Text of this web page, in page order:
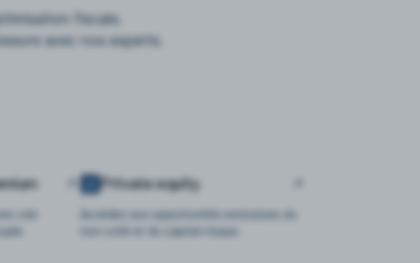
fiscale,
avec nos experts.
une
Private equity
Accédez aux opportunités exclusives du
non-coté et du capital-risque.